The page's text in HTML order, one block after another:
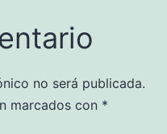
no será publicada.
marcados con *